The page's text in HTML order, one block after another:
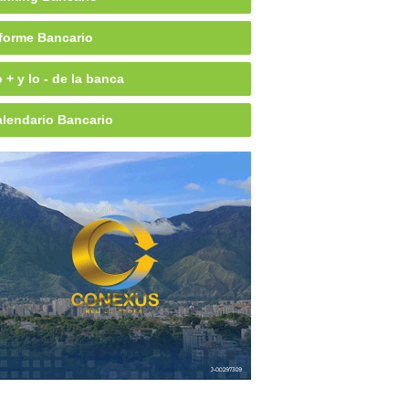
Bancario
+ y lo - de la banca
Bancario